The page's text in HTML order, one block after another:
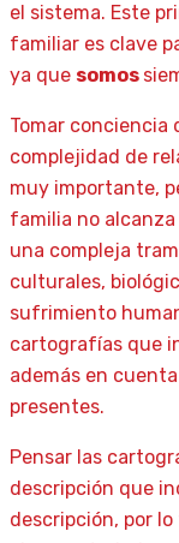
el sistema. Este
familiar es clave
ya que somos
Tomar conciencia
complejidad de
muy importante,
familia no
una compleja
culturales,
sufrimiento
cartografías que
además en
presentes.
Pensar las
descripción que
descripción, por